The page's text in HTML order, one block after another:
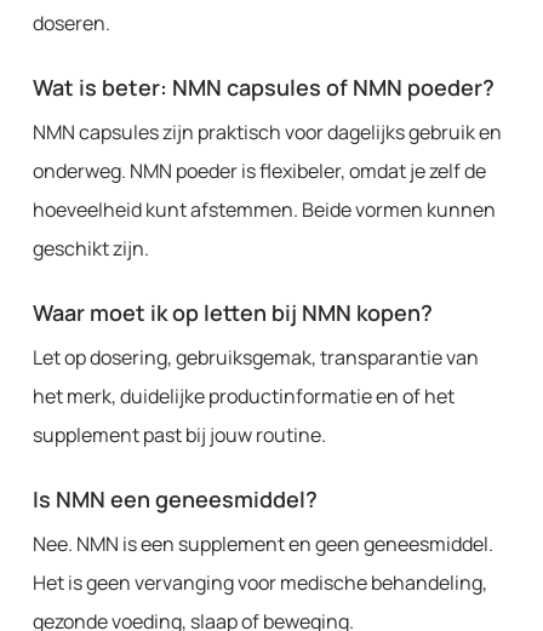
doseren.
Wat is beter: NMN capsules of NMN poeder?
NMN capsules zijn praktisch voor dagelijks gebruik en
onderweg. NMN poeder is flexibeler, omdat je zelf de
hoeveelheid kunt afstemmen. Beide vormen kunnen
geschikt zijn.
Waar moet ik op letten bij NMN kopen?
Let op dosering, gebruiksgemak, transparantie van
het merk, duidelijke productinformatie en of het
supplement past bij jouw routine.
Is NMN een geneesmiddel?
Nee. NMN is een supplement en geen geneesmiddel.
Het is geen vervanging voor medische behandeling,
gezonde voeding, slaap of beweging.